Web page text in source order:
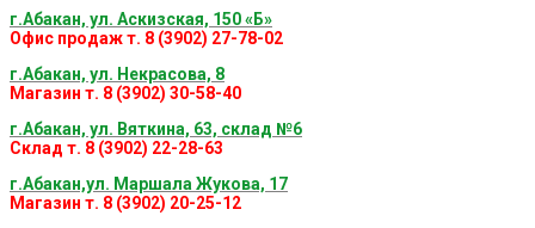
г.Абакан, ул. Аскизская, 150 «Б»
Офис продаж т. 8 (3902) 27-78-02
г.Абакан, ул. Некрасова, 8
Магазин т. 8 (3902) 30-58-40
г.Абакан, ул. Вяткина, 63, склад №6
Склад т. 8 (3902) 22-28-63
г.Абакан,ул. Маршала Жукова, 17
Магазин т. 8 (3902) 20-25-12